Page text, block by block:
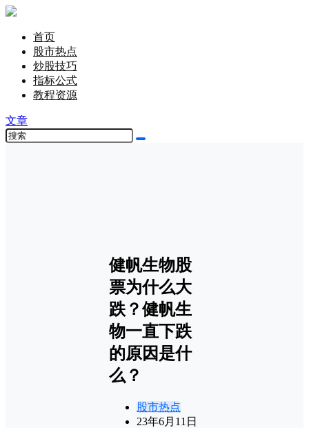
首页
股市热点
炒股技巧
指标公式
教程资源
文章
健帆生物股
票为什么大
跌？健帆生
物一直下跌
的原因是什
么？
股市热点
23年6月11日